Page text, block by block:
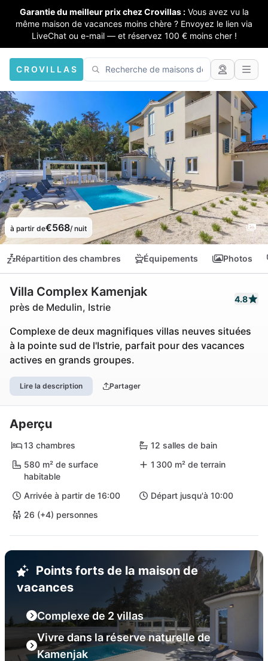
Garantie du meilleur prix chez Crovillas : Vous avez vu la
même maison de vacances moins chère ? Envoyez le lien via
LiveChat ou e-mail — et réservez 100 € moins cher !
CROVILLAS
à partir de€568/ nuit
Répartition des chambres Équipements Photos
Villa Complex Kamenjak
près de Medulin, Istrie
4.8
Complexe de deux magnifiques villas neuves situées
à la pointe sud de l'Istrie, parfait pour des vacances
actives en grands groupes.
Lire la description Partager
Aperçu
13 chambres
12 salles de bain
580 m² de surface
habitable
1 300 m² de terrain
Arrivée à partir de 16:00
Départ jusqu'à 10:00
26 (+4) personnes
Points forts de la maison de
vacances
Complexe de 2 villas
Vivre dans la réserve naturelle de
Kamenjak